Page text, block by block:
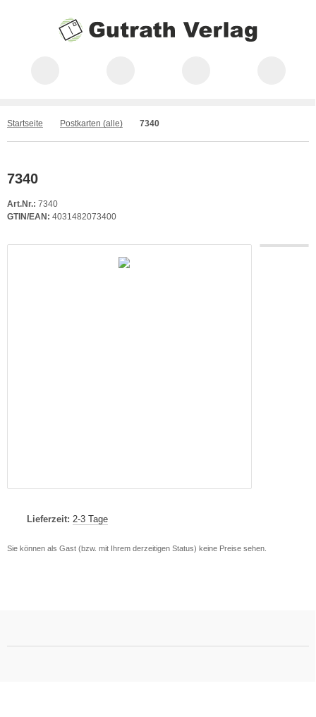
Startseite Postkarten (alle) 7340
7340
Art.Nr.: 7340
GTIN/EAN: 4031482073400
Lieferzeit: 2-3 Tage
Sie können als Gast (bzw. mit Ihrem derzeitigen Status) keine Preise sehen.